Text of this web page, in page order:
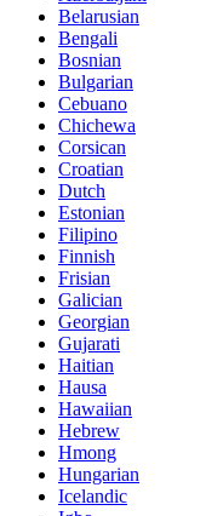
Belarusian
Bengali
Bosnian
Bulgarian
Cebuano
Chichewa
Corsican
Croatian
Dutch
Estonian
Filipino
Finnish
Frisian
Galician
Georgian
Gujarati
Haitian
Hausa
Hawaiian
Hebrew
Hmong
Hungarian
Icelandic